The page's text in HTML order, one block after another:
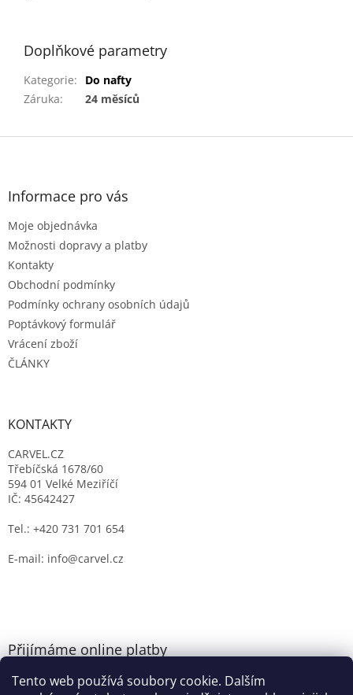
Tento web používá soubory cookie. Dalším
Doplňkové parametry
Kategorie:
Do nafty
Záruka: 24 měsíců
Z
Informace pro vás
Moje objednávka
Možnosti dopravy a platby
Kontakty
Obchodní podmínky
Podmínky ochrany osobních údajů
Poptávkový formulář
Vrácení zboží
ČLÁNKY
KONTAKTY
CARVEL.CZ
Třebíčská 1678/60
594 01 Velké Meziříčí
IČ: 45642427
Tel.: +420 731 701 654
E-mail: info@carvel.cz
Přijímáme online platby